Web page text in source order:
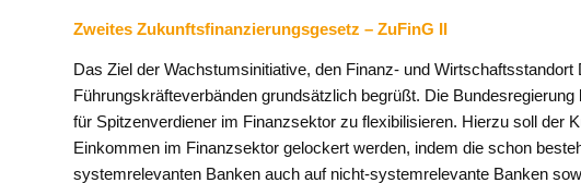
Zweites Zukunftsfinanzierungsgesetz – ZuFinG II
Das Ziel der Wachstumsinitiative, den Finanz- und
Führungskräfteverbänden grundsätzlich begrüßt. Die
für Spitzenverdiener im Finanzsektor zu flexibilisieren. Hierzu soll der
Einkommen im Finanzsektor gelockert werden, indem die schon
systemrelevanten Banken auch auf nicht-systemrelevante Banken